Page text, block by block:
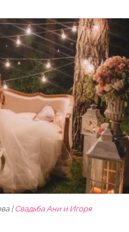
|Cвадьба Ани и Игоря